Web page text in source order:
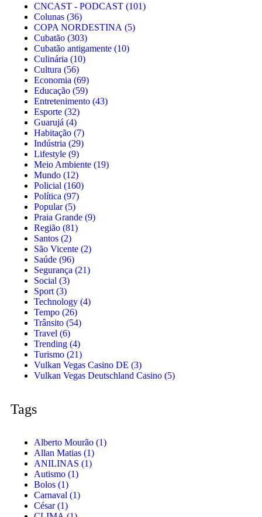
CNCAST - PODCAST (101)
Colunas (36)
COPA NORDESTINA (5)
Cubatão (303)
Cubatão antigamente (10)
Culinária (10)
Cultura (56)
Economia (69)
Educação (59)
Entretenimento (43)
Esporte (32)
Guarujá (4)
Habitação (7)
Indústria (29)
Lifestyle (9)
Meio Ambiente (19)
Mundo (12)
Policial (160)
Política (97)
Popular(5)
Praia Grande (9)
Região (81)
Santos (2)
São Vicente (2)
Saúde (96)
Segurança (21)
Social (3)
Sport (3)
Technology (4)
Tempo (26)
Trânsito (54)
Travel (6)
Trending (4)
Turismo (21)
Vulkan Vegas Casino DE (3)
Vulkan Vegas Deutschland Casino (5)
Tags
Alberto Mourão (1)
Allan Matias (1)
ANILINAS (1)
Autismo (1)
Bolos (1)
Carnaval (1)
César(1)